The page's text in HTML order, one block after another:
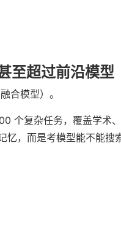
至超过前沿模型
合模型）。
个复杂任务，覆盖学术、
忆，而是考模型能不能搜